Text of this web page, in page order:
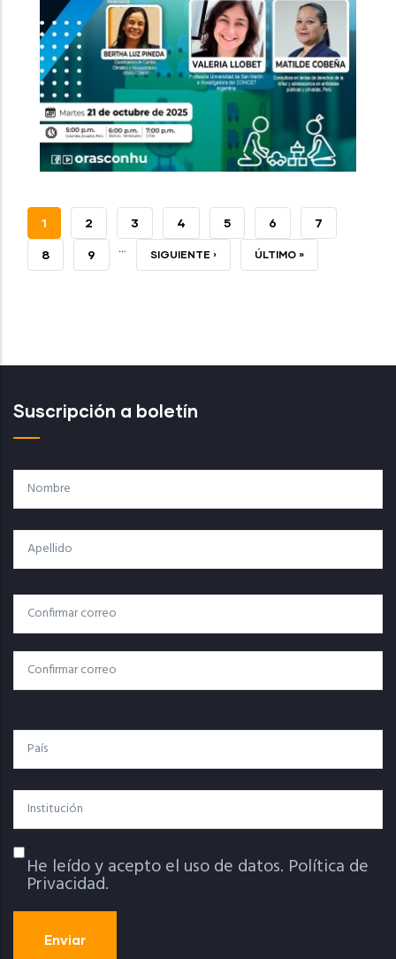
PÁGINA
ACTUAL
1 PAGE
2 PAGE
3 PAGE
4 PAGE
5 PAGE
6 PAGE
7
PAGE
8 PAGE
9 … SIGUIENTE
SIGUIENTE › ÚLTIMA
ÚLTIMO »
Suscripción a boletín
Nombre
Apellido
Correo
Electrónico
Correo Electrónico
Confirmar Correo
País
Institución
Política De Privacidad
He leído y acepto el uso de datos. Política de
Privacidad.